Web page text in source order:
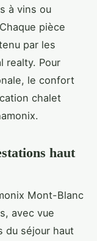
à vins ou
pièce
par les
realty. Pour
le confort
chalet
haut
Mont-Blanc
avec vue
du séjour haut